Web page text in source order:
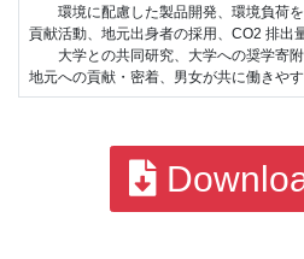
環境に配慮した製品開発、環境負荷を
貢献活動、地元出身者の採用、CO2 排出
大学との共同研究、大学への奨学寄附
地元への貢献・密着、男女が共に働きや